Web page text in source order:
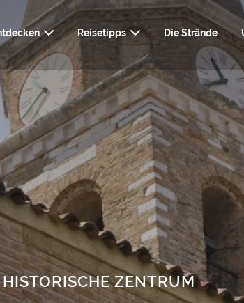
WIE MAN GRADO ERREICHT
WEBCAM
Reisetipps
KUNST UND KULTUR
GASTRONOMIE
SHOPPING UND
Die Strände
ZENTRUM